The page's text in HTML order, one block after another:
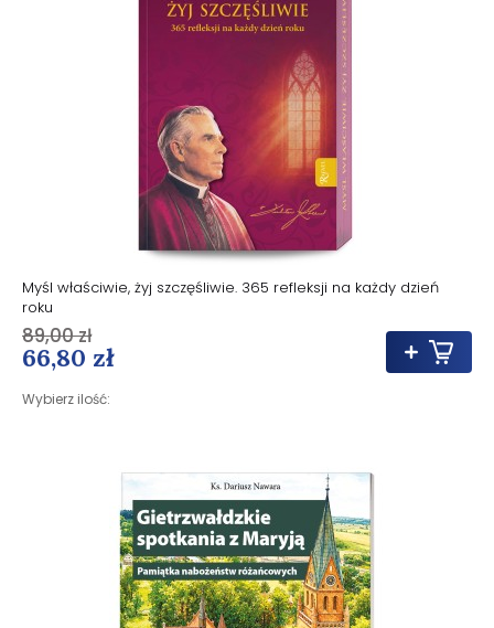
Myśl właściwie, żyj szczęśliwie. 365 refleksji na każdy dzień
roku
66,80 zł
Wybierz ilość:
89,00 zł